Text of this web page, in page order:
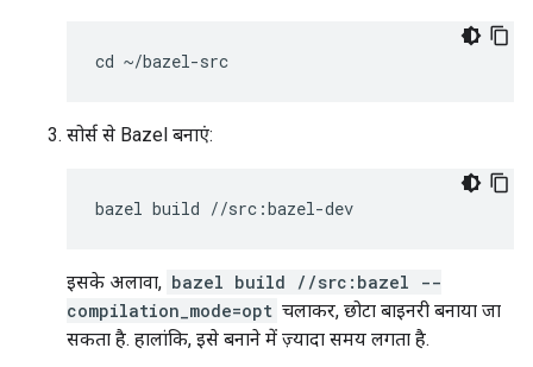
सोर्स से Bazel बनाएं:
इसके अलावा, bazel build //src:bazel --
compilation_mode=opt चलाकर, छोटा बाइनरी बनाया जा
सकता है. हालांकि, इसे बनाने में ज़्यादा समय लगता है.